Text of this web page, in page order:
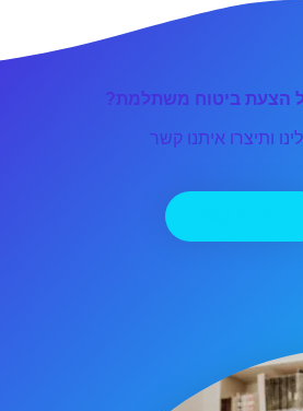
הצעת ביטוח משתלמת?
ותיצרו איתנו קשר